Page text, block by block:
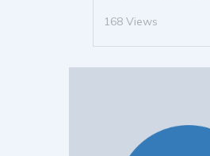
168 Views